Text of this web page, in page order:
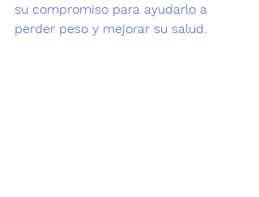
su compromiso para ayudarlo a
perder peso y mejorar su salud.